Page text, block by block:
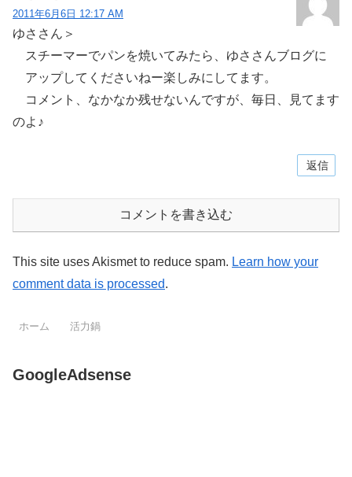
2011年6月6日 12:17 AM
ゆささん＞
スチーマーでパンを焼いてみたら、ゆささんブログに
アップしてくださいねー楽しみにしてます。
コメント、なかなか残せないんですが、毎日、見てます
のよ♪
返信
コメントを書き込む
This site uses Akismet to reduce spam. Learn how your
comment data is processed.
ホーム 活力鍋
GoogleAdsense